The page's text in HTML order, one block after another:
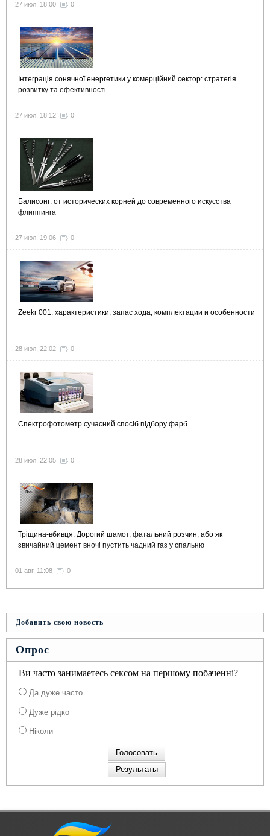
27 июл, 18:00 0
Інтеграція сонячної енергетики у комерційний сектор: стратегія
розвитку та ефективності
27 июл, 18:12 0
Балисонг: от исторических корней до современного искусства
флиппинга
27 июл, 19:06 0
Zeekr 001: характеристики, запас хода, комплектации и особенности
28 июл, 22:02 0
Спектрофотометр сучасний спосіб підбору фарб
28 июл, 22:05 0
Тріщина-вбивця: Дорогий шамот, фатальний розчин, або як
звичайний цемент вночі пустить чадний газ у спальню
01 авг, 11:08 0
Добавить свою новость
Опрос
Ви часто занимаетесь сексом на першому побаченні?
Да дуже часто
Дуже рідко
Ніколи